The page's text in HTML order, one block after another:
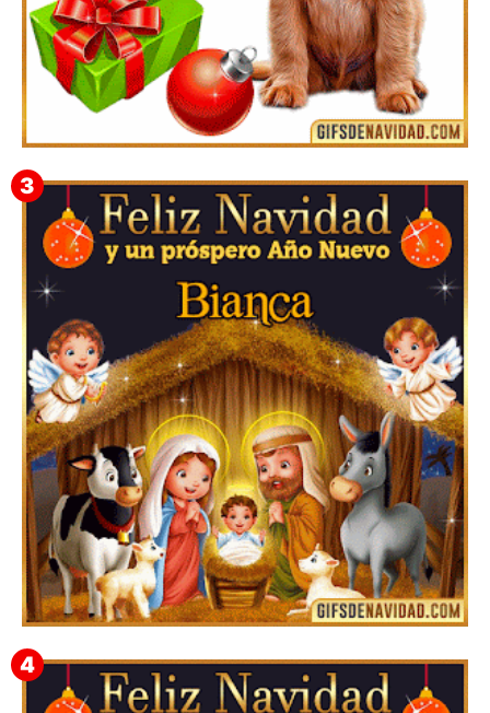
▷ Los Mejores Fondos de pantalla de feliz navidad
2022 📖